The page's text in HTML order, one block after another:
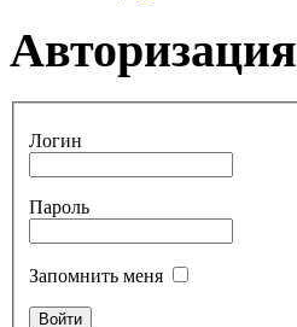
Авторизация
Логин
Пароль
Запомнить меня